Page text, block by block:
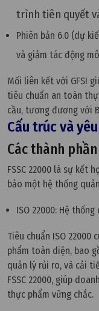
trình tiên quyết
Phiên bản 6.0 (dự
và giảm tác động
Mối liên kết với GFSI
tiêu chuẩn an toàn
cầu, tương đương với
Cấu trúc và
Các thành
FSSC 22000 là sự kết
bảo một hệ thống
ISO 22000: Hệ
Tiêu chuẩn ISO
phẩm toàn diện, bao
quản lý rủi ro, và cải
FSSC 22000, giúp
thực phẩm vững chắc.